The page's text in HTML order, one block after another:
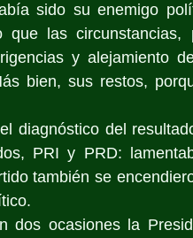
sido su enemigo
que las
y alejamiento
bien, sus restos,
diagnóstico del
PRI y PRD:
también se
dos ocasiones la